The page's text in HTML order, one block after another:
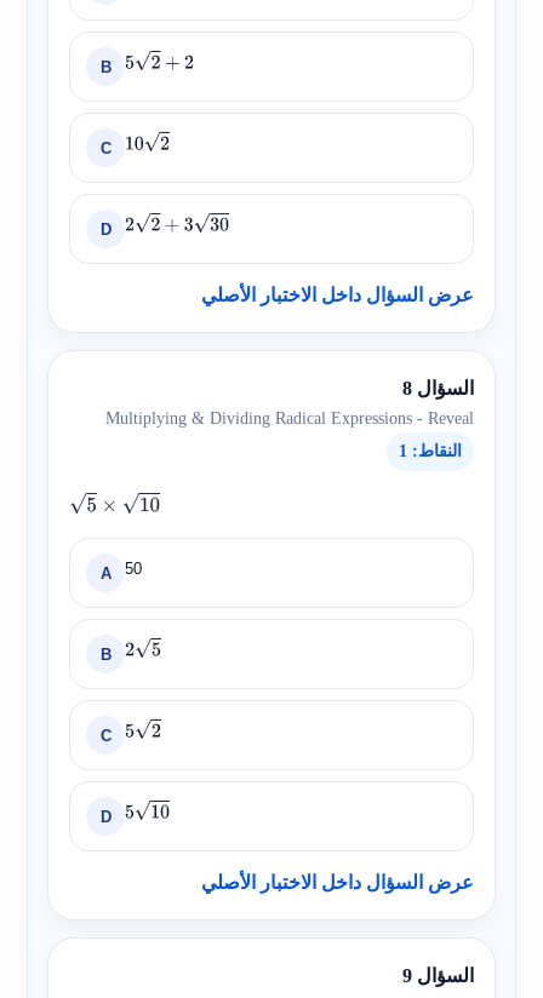
B 52+2
C 102
D 22+3 30
عرض السؤال داخل الاختبار الأصلي
السؤال 8
Multiplying & Dividing Radical Expressions - Reveal
النقاط: 1
5×10
A 50
B 25
C 52
D 510
عرض السؤال داخل الاختبار الأصلي
السؤال 9